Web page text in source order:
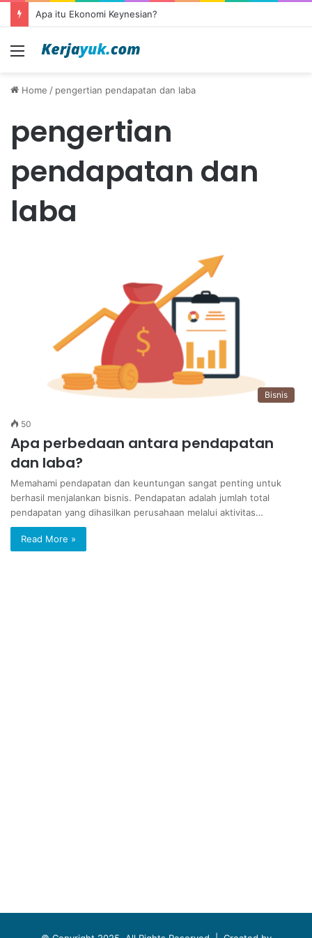
Apa itu Ekonomi Keynesian?
Menu
Home / pengertian pendapatan dan laba
pengertian
pendapatan dan
laba
Bisnis
50
Apa perbedaan antara pendapatan
dan laba?
Memahami pendapatan dan keuntungan sangat penting untuk
berhasil menjalankan bisnis. Pendapatan adalah jumlah total
pendapatan yang dihasilkan perusahaan melalui aktivitas…
Read More »